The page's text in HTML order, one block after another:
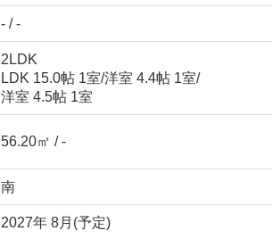
- / -
2LDK
LDK 15.0帖 1室/洋室 4.4帖 1室/
洋室 4.5帖 1室
56.20㎡ / -
南
2027年 8月(予定)